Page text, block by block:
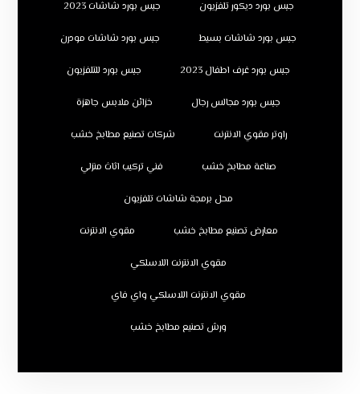
جبس بورد ديكور تلفزيون جبس بورد شاشات 2023
جبس بورد شاشات بسيط جبس بورد شاشات مودرن
جبس بورد غرف اطفال 2023 جبس بورد للتلفزيون
جبس بورد مجالس رجال خزائن ملابس جاهزة
راوتر مقوي الانترنت شركات تصنيع مطابخ خشب
صناعة مطابخ خشب فني تركيب اثاث منزلي
محل برمجة شاشات تلفزيون
معارض تصنيع مطابخ خشب مقوي الانترنت
مقوي الانترنت اللاسلكي
مقوي الانترنت اللاسلكي واي فاي
ورش تصنيع مطابخ خشب